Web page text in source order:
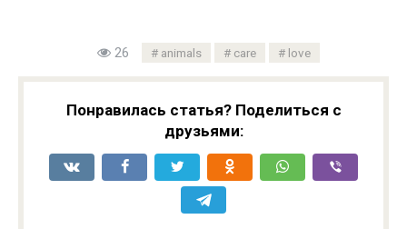
26 animals care love
Понравилась статья? Поделиться с
друзьями: